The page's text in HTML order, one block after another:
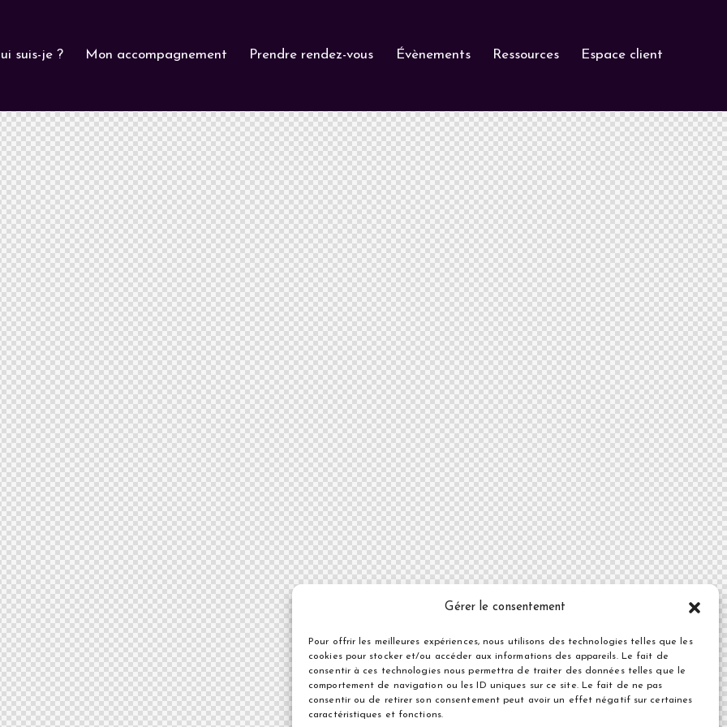
Gérer le consentement
Pour offrir les meilleures expériences, nous utilisons des technologies telles que les
cookies pour stocker et/ou accéder aux informations des appareils. Le fait de
consentir à ces technologies nous permettra de traiter des données telles que le
comportement de navigation ou les ID uniques sur ce site. Le fait de ne pas
consentir ou de retirer son consentement peut avoir un effet négatif sur certaines
caractéristiques et fonctions.
suis-je ? Mon accompagnement Prendre rendez-vous Évènements Ressources Espace client
Qui suis-je ? Mon accompagnement Prendre rendez-vous Évènements Ressources Espace client